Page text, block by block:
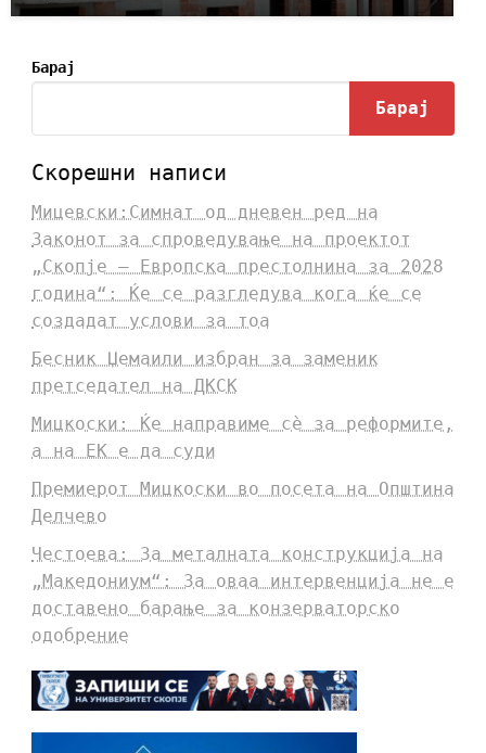
Барај
Барај
Скорешни написи
Мицевски:Симнат од дневен ред на
Законот за спроведување на проектот
„Скопје – Европска престолнина за 2028
година“: Ќе се разгледува кога ќе се
создадат услови за тоа
Бесник Џемаили избран за заменик
претседател на ДКСК
Мицкоски: Ќе направиме сè за реформите,
а на ЕК е да суди
Премиерот Мицкоски во посета на Општина
Делчево
Честоева: За металната конструкција на
„Македониум“: За оваа интервенција не е
доставено барање за конзерваторско
одобрение